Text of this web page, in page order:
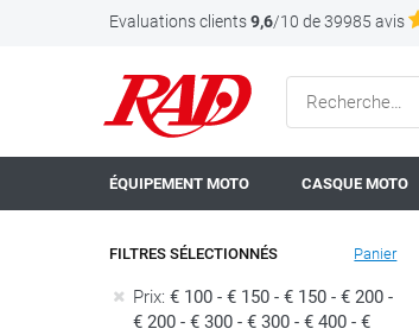
Evaluations clients9,6/10 de 39985 avis
ÉQUIPEMENT MOTO CASQUE MOTO
FILTRES SÉLECTIONNÉS Panier
Prix: € 100 - € 150 - € 150 - € 200 -
€ 200 - € 300 - € 300 - € 400 - €